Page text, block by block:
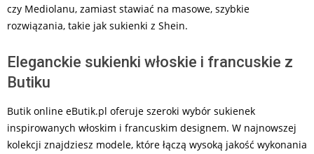
czy Mediolanu, zamiast stawiać na masowe, szybkie
rozwiązania, takie jak sukienki z Shein.
Eleganckie sukienki włoskie i francuskie z
Butiku
Butik online eButik.pl oferuje szeroki wybór sukienek
inspirowanych włoskim i francuskim designem. W najnowszej
kolekcji znajdziesz modele, które łączą wysoką jakość wykonania